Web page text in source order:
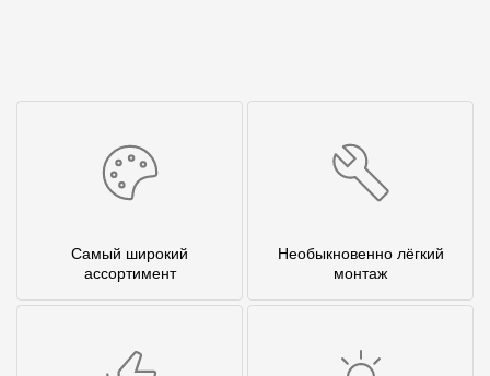
Самый широкий
ассортимент
Необыкновенно лёгкий
монтаж